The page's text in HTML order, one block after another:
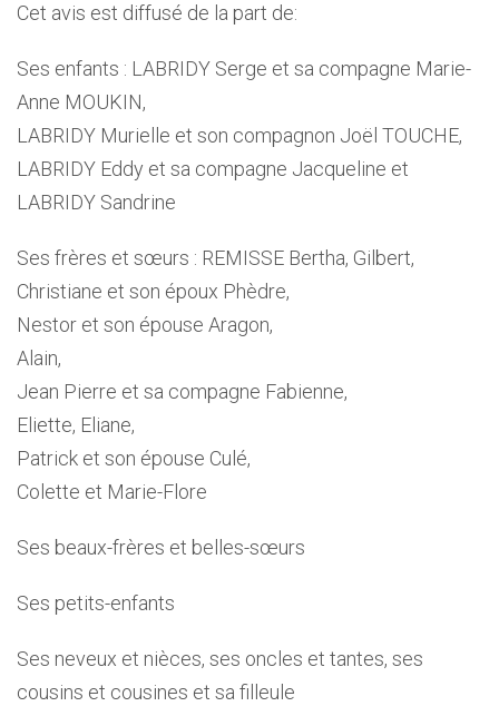
Cet avis est diffusé de la part de:
Ses enfants : LABRIDY Serge et sa compagne Marie-
Anne MOUKIN,
LABRIDY Murielle et son compagnon Joël TOUCHE,
LABRIDY Eddy et sa compagne Jacqueline et
LABRIDY Sandrine
Ses frères et sœurs : REMISSE Bertha, Gilbert,
Christiane et son époux Phèdre,
Nestor et son épouse Aragon,
Alain,
Jean Pierre et sa compagne Fabienne,
Eliette, Eliane,
Patrick et son épouse Culé,
Colette et Marie-Flore
Ses beaux-frères et belles-sœurs
Ses petits-enfants
Ses neveux et nièces, ses oncles et tantes, ses
cousins et cousines et sa filleule